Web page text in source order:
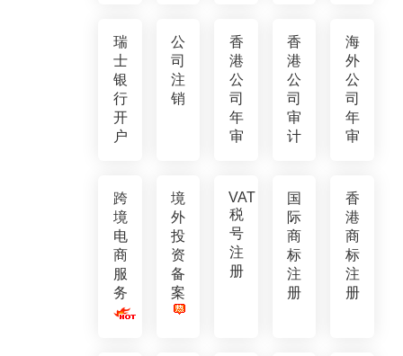
瑞
士
银
行
开
户
公
司
注
销
香
港
公
司
年
审
香
港
公
司
审
计
海
外
公
司
年
审
跨
境
电
商
服
务
境
外
投
资
备
案
VAT
税
号
注
册
国
际
商
标
注
册
香
港
商
标
注
册